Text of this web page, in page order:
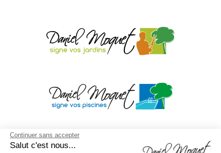
Continuer sans accepter
Salut c'est nous...